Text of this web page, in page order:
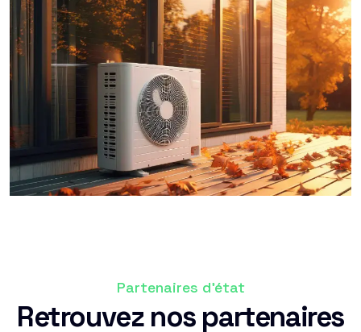
Partenaires d'état
Retrouvez nos partenaires